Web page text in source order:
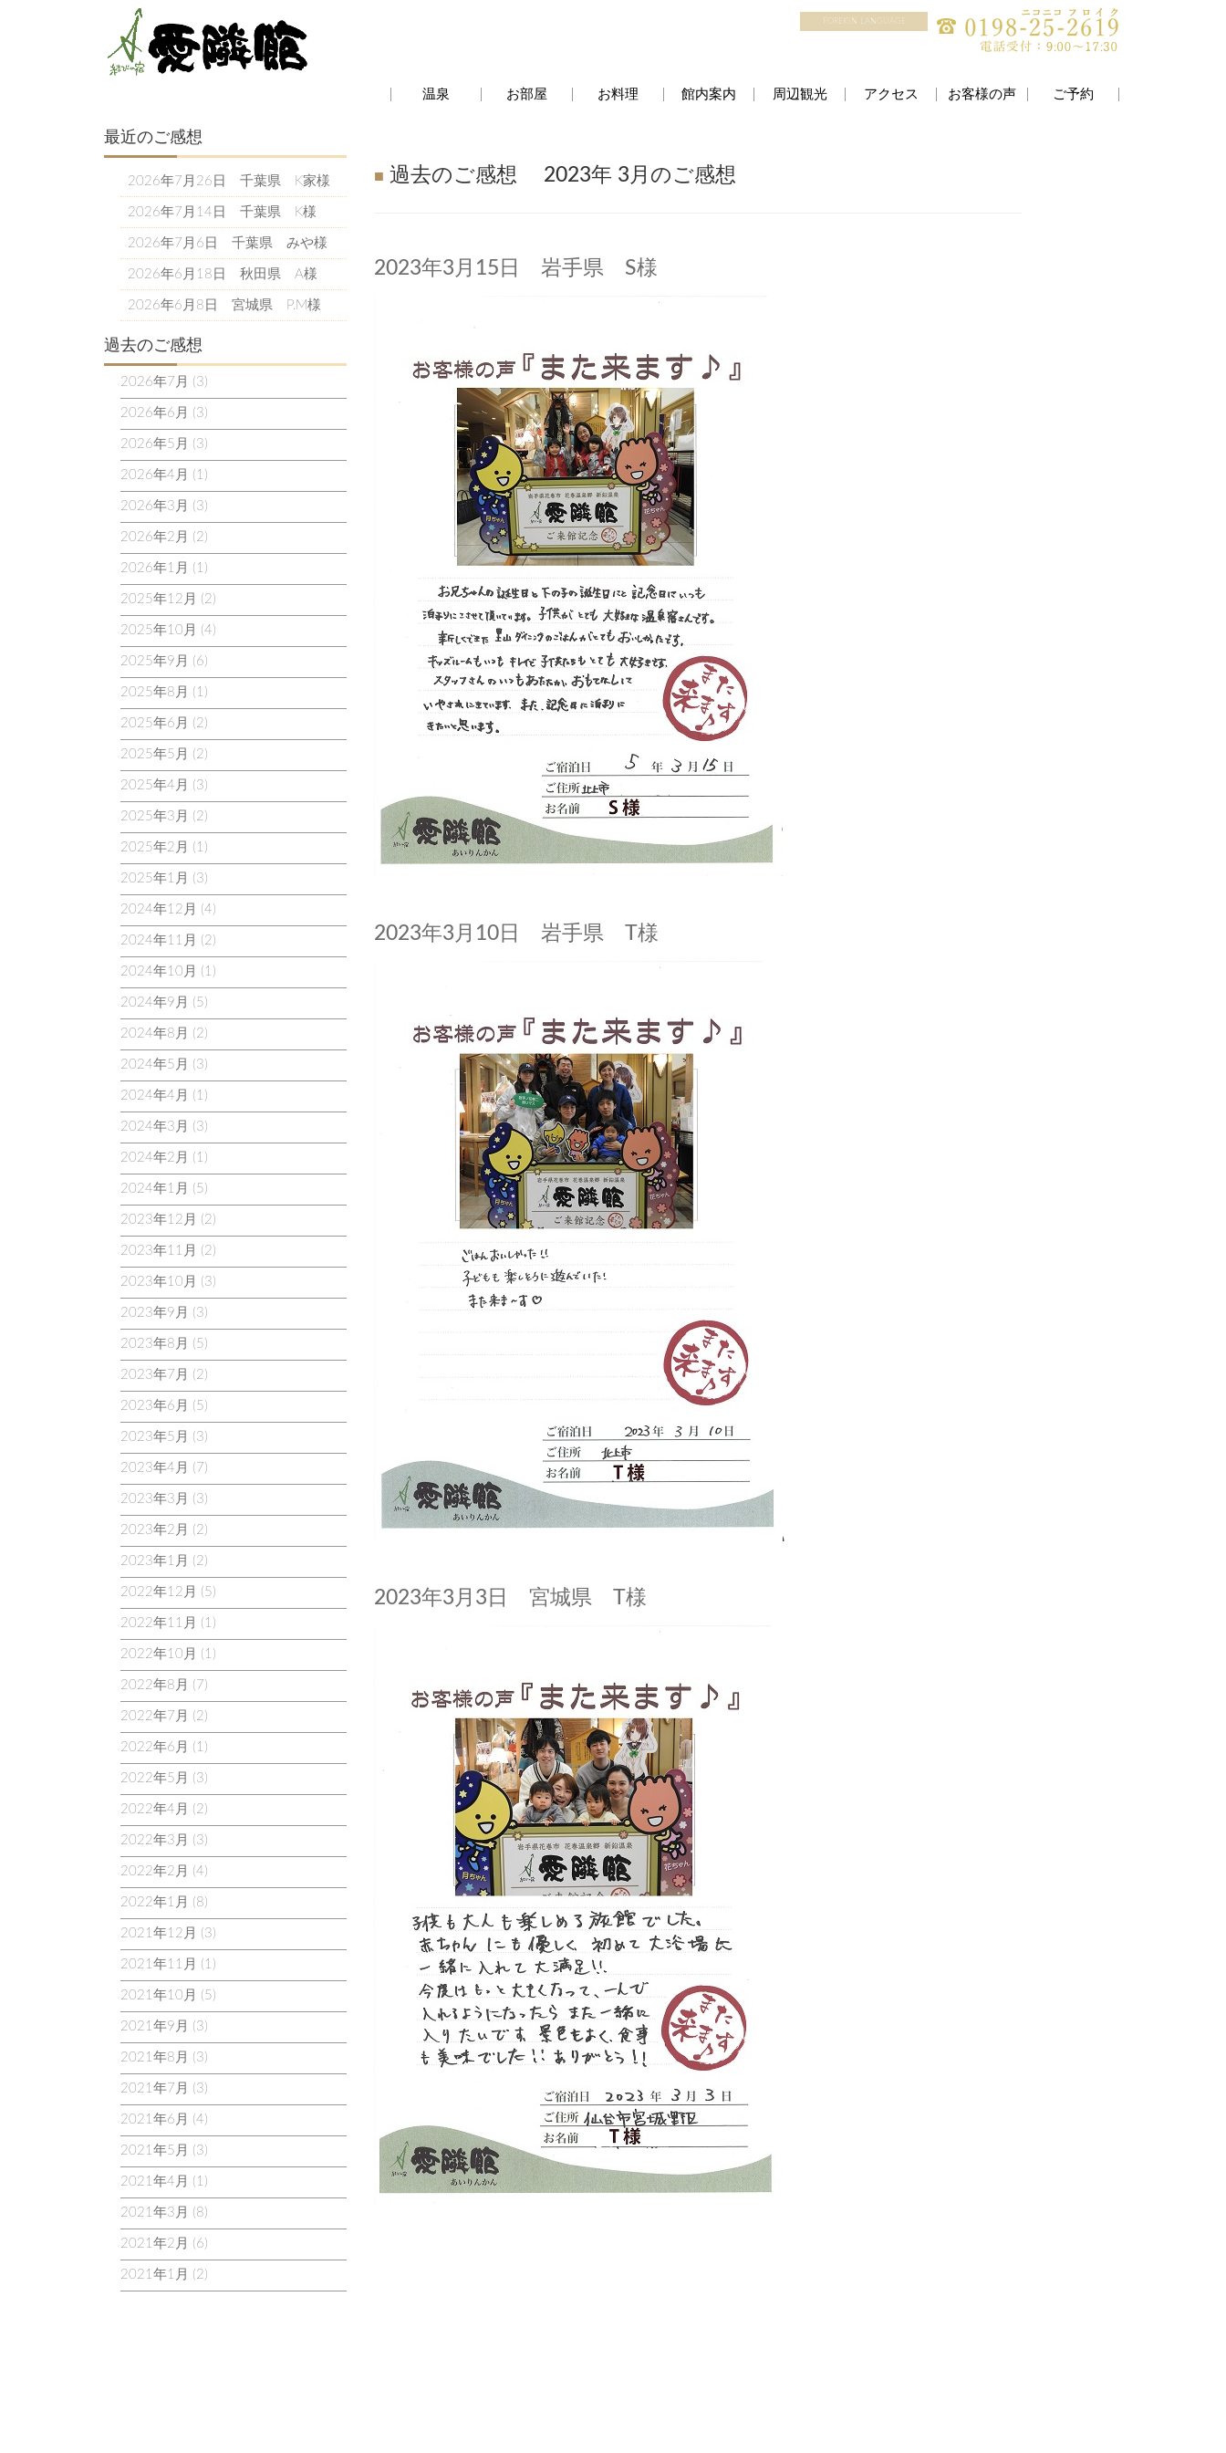
FOREIGN LANGUAGE
温泉 お部屋 お料理 館内案内 周辺観光 アクセス お客様の声 ご予約
最近のご感想
2026年7月26日 千葉県 K家様
2026年7月14日 千葉県 K様
2026年7月6日 千葉県 みや様
2026年6月18日 秋田県 A様
2026年6月8日 宮城県 P.M様
過去のご感想
2026年7月 (3)
2026年6月 (3)
2026年5月 (3)
2026年4月 (1)
2026年3月 (3)
2026年2月 (2)
2026年1月 (1)
2025年12月 (2)
2025年10月 (4)
2025年9月 (6)
2025年8月 (1)
2025年6月 (2)
2025年5月 (2)
2025年4月 (3)
2025年3月 (2)
2025年2月 (1)
2025年1月 (3)
2024年12月 (4)
2024年11月 (2)
2024年10月 (1)
2024年9月 (5)
2024年8月 (2)
2024年5月 (3)
2024年4月 (1)
2024年3月 (3)
2024年2月 (1)
2024年1月 (5)
2023年12月 (2)
2023年11月 (2)
2023年10月 (3)
2023年9月 (3)
2023年8月 (5)
2023年7月 (2)
2023年6月 (5)
2023年5月 (3)
2023年4月 (7)
2023年3月 (3)
2023年2月 (2)
2023年1月 (2)
2022年12月 (5)
2022年11月 (1)
2022年10月 (1)
2022年8月 (7)
2022年7月 (2)
2022年6月 (1)
2022年5月 (3)
2022年4月 (2)
2022年3月 (3)
2022年2月 (4)
2022年1月 (8)
2021年12月 (3)
2021年11月 (1)
2021年10月 (5)
2021年9月 (3)
2021年8月 (3)
2021年7月 (3)
2021年6月 (4)
2021年5月 (3)
2021年4月 (1)
2021年3月 (8)
2021年2月 (6)
2021年1月 (2)
■ 過去のご感想 2023年 3月 のご感想
2023年3月15日 岩手県 S様
2023年3月10日 岩手県 T様
2023年3月3日 宮城県 T様